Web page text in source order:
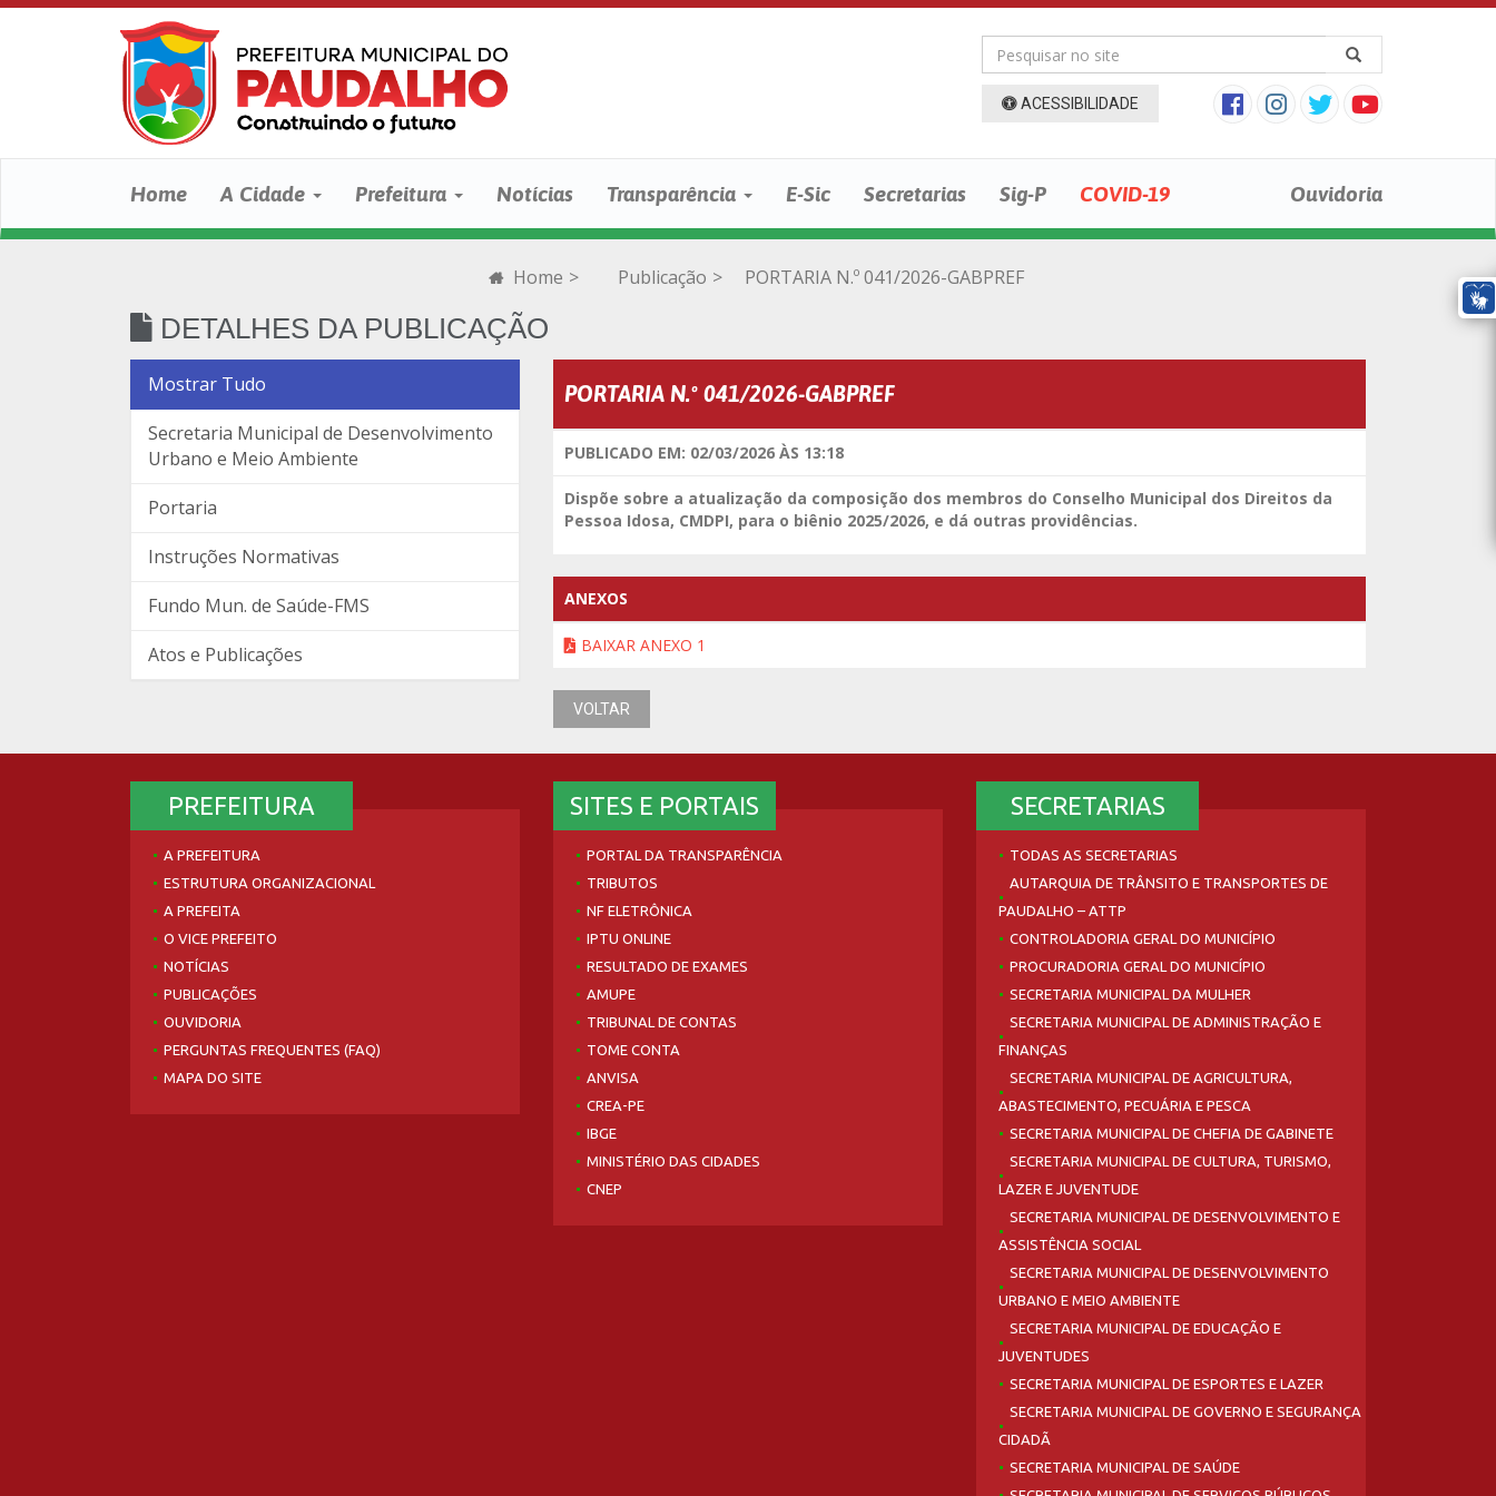
ACESSIBILIDADE
Home A Cidade Prefeitura Notícias Transparência E-Sic Secretarias Sig-P COVID-19 Ouvidoria
Home > Publicação > PORTARIA N.º 041/2026-GABPREF
DETALHES DA PUBLICAÇÃO
Mostrar Tudo
Secretaria Municipal de Desenvolvimento
Urbano e Meio Ambiente
Portaria
Instruções Normativas
Fundo Mun. de Saúde-FMS
Atos e Publicações
PORTARIA N.º 041/2026-GABPREF
PUBLICADO EM: 02/03/2026 ÀS 13:18
Dispõe sobre a atualização da composição dos membros do Conselho Municipal dos Direitos da
Pessoa Idosa, CMDPI, para o biênio 2025/2026, e dá outras providências.
ANEXOS
BAIXAR ANEXO 1
VOLTAR
PREFEITURA
A PREFEITURA
ESTRUTURA ORGANIZACIONAL
A PREFEITA
O VICE PREFEITO
NOTÍCIAS
PUBLICAÇÕES
OUVIDORIA
PERGUNTAS FREQUENTES (FAQ)
MAPA DO SITE
SITES E PORTAIS
PORTAL DA TRANSPARÊNCIA
TRIBUTOS
NF ELETRÔNICA
IPTU ONLINE
RESULTADO DE EXAMES
AMUPE
TRIBUNAL DE CONTAS
TOME CONTA
ANVISA
CREA-PE
IBGE
MINISTÉRIO DAS CIDADES
CNEP
SECRETARIAS
TODAS AS SECRETARIAS
AUTARQUIA DE TRÂNSITO E TRANSPORTES DE
PAUDALHO – ATTP
CONTROLADORIA GERAL DO MUNICÍPIO
PROCURADORIA GERAL DO MUNICÍPIO
SECRETARIA MUNICIPAL DA MULHER
SECRETARIA MUNICIPAL DE ADMINISTRAÇÃO E
FINANÇAS
SECRETARIA MUNICIPAL DE AGRICULTURA,
ABASTECIMENTO, PECUÁRIA E PESCA
SECRETARIA MUNICIPAL DE CHEFIA DE GABINETE
SECRETARIA MUNICIPAL DE CULTURA, TURISMO,
LAZER E JUVENTUDE
SECRETARIA MUNICIPAL DE DESENVOLVIMENTO E
ASSISTÊNCIA SOCIAL
SECRETARIA MUNICIPAL DE DESENVOLVIMENTO
URBANO E MEIO AMBIENTE
SECRETARIA MUNICIPAL DE EDUCAÇÃO E
JUVENTUDES
SECRETARIA MUNICIPAL DE ESPORTES E LAZER
SECRETARIA MUNICIPAL DE GOVERNO E SEGURANÇA
CIDADÃ
SECRETARIA MUNICIPAL DE SAÚDE